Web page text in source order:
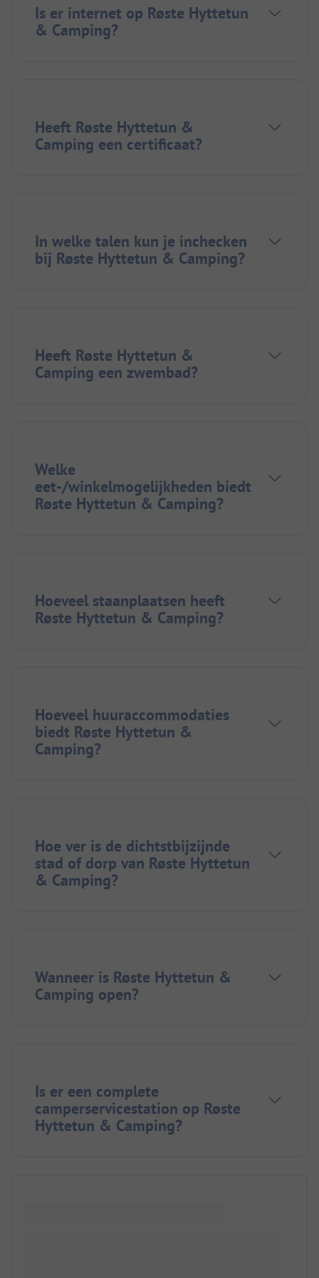
Is er internet op Røste Hyttetun
& Camping?
Heeft Røste Hyttetun &
Camping een certificaat?
In welke talen kun je inchecken
bij Røste Hyttetun & Camping?
Heeft Røste Hyttetun &
Camping een zwembad?
Welke
eet-/winkelmogelijkheden biedt
Røste Hyttetun & Camping?
Hoeveel staanplaatsen heeft
Røste Hyttetun & Camping?
Hoeveel huuraccommodaties
biedt Røste Hyttetun &
Camping?
Hoe ver is de dichtstbijzijnde
stad of dorp van Røste Hyttetun
& Camping?
Wanneer is Røste Hyttetun &
Camping open?
Is er een complete
camperservicestation op Røste
Hyttetun & Camping?